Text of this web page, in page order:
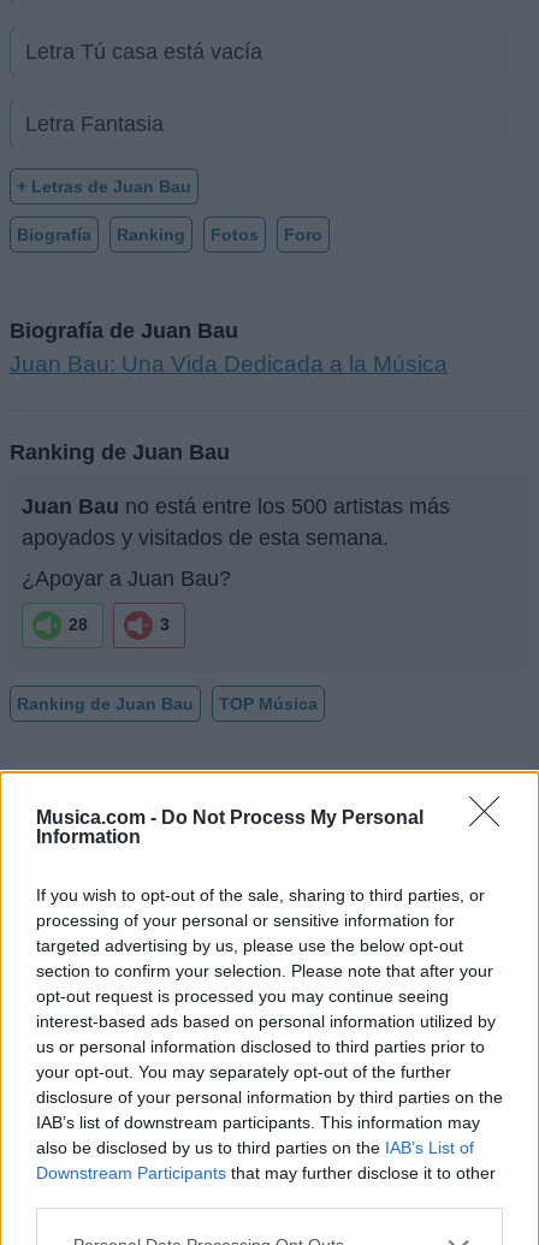
Musica.com - Do Not Process My Personal
Information
If you wish to opt-out of the sale, sharing to third parties, or
processing of your personal or sensitive information for
targeted advertising by us, please use the below opt-out
section to confirm your selection. Please note that after your
opt-out request is processed you may continue seeing
interest-based ads based on personal information utilized by
us or personal information disclosed to third parties prior to
your opt-out. You may separately opt-out of the further
disclosure of your personal information by third parties on the
IAB’s list of downstream participants. This information may
also be disclosed by us to third parties on the IAB’s List of
Downstream Participants that may further disclose it to other
Letra Tú casa está vacía
Letra Fantasia
+ Letras de Juan Bau
Biografía Ranking Fotos Foro
Biografía de Juan Bau
Juan Bau: Una Vida Dedicada a la Música
Ranking de Juan Bau
Juan Bau no está entre los 500 artistas más
apoyados y visitados de esta semana.
¿Apoyar a Juan Bau?
28 3
Ranking de Juan Bau TOP Música
Comentar Letra